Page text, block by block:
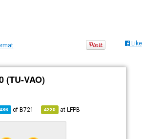
Like
(TU-VAO)
ofB721 4220 atLFPB